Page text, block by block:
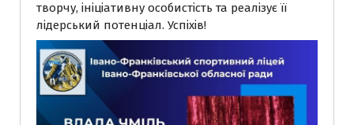
творчу, ініціативну особистість та реалізує її
лідерський потенціал. Успіхів!